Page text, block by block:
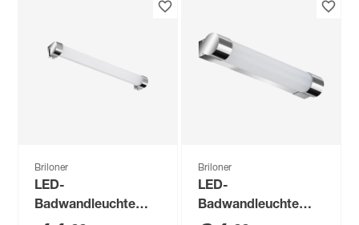
Briloner
LED-
Badwandleuchte
Briloner
LED-
Badwandleuchte